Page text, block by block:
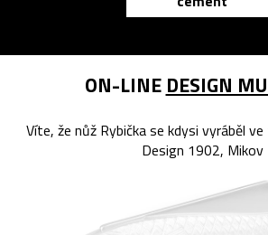
ON-LINE DESIGN
Víte, že nůž Rybička se kdysi vyráběl
Design 1902, Mikov